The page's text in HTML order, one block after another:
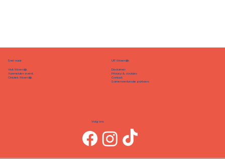
Snel naar
Visit Moerdijk
Aanmelden event
Ontdek Moerdijk
UIT Moerdijk
Disclaimer
Privacy & cookies
Contact
Samenwerkende partners
Volg ons